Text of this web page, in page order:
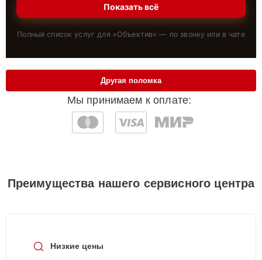
Показать всё
Полный список услуг для «Объектив» — по звонку или в чате
Мы принимаем к оплате:
Другая поломка
Преимущества нашего сервисного центра
Низкие цены